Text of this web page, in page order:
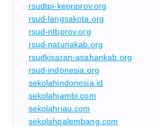
rsudtpi-kepriprov.org
rsud-langsakota.org
rsud-ntbprov.org
rsud-natunakab.org
rsudkisaran-asahankab.org
rsud-indonesia.org
sekolahindonesia.id
sekolahjambi.com
sekolahriau.com
sekolahpalembang.com